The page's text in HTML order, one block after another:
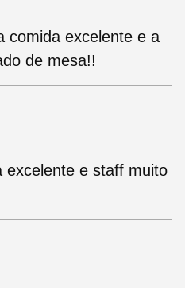
comida excelente e a
de mesa!!
excelente e staff muito